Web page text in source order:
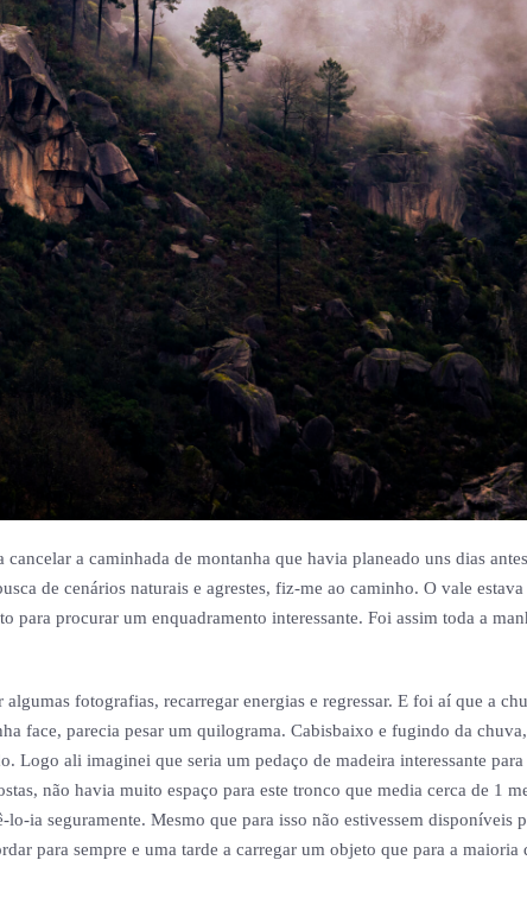
a caminhada de montanha que havia planeado uns dias
de cenários naturais e agrestes, fiz-me ao caminho. O vale
procurar um enquadramento interessante. Foi assim toda a
fotografias, recarregar energias e regressar. E foi aí que a
face, parecia pesar um quilograma. Cabisbaixo e fugindo da
Logo ali imaginei que seria um pedaço de madeira interessante
não havia muito espaço para este tronco que media cerca de 1
ia seguramente. Mesmo que para isso não estivessem disponíveis
para sempre e uma tarde a carregar um objeto que para a